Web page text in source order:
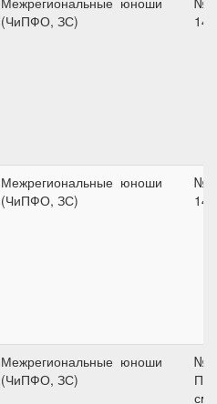
(ЧиПФО, ЗС)
Межрегиональные
(ЧиПФО, ЗС)
юноши
№7
Межрегиональные
(ЧиПФО, ЗС)
юноши
см